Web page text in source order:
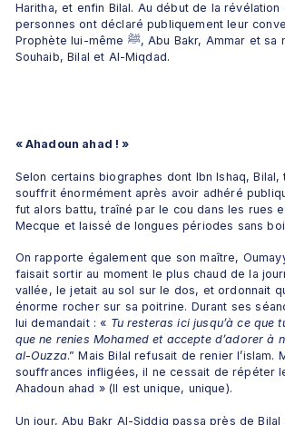
Haritha, et enfin Bilal. Au début de la révélation
personnes ont déclaré publiquement leur
Prophète lui-même ﷺ, Abu Bakr, Ammar et sa mère Soumaya,
Souhaib, Bilal et Al-Miqdad.
« Ahadoun ahad ! »
Selon certains biographes dont Ibn Ishaq, Bilal,
souffrit énormément après avoir adhéré
fut alors battu, traîné par le cou dans les rues
Mecque et laissé de longues périodes sans
On rapporte également que son maître,
faisait sortir au moment le plus chaud de la
vallée, le jetait au sol sur le dos, et ordonnait
énorme rocher sur sa poitrine. Durant ses
lui demandait : « Tu resteras ici jusqu’à ce que
que ne renies Mohamed et accepte d’adorer à
al-Ouzza.” Mais Bilal refusait de renier l’islam.
souffrances infligées, il ne cessait de répéter
Ahadoun ahad » (Il est unique, unique).
Un jour, Abu Bakr Al-Siddiq passa près de Bilal